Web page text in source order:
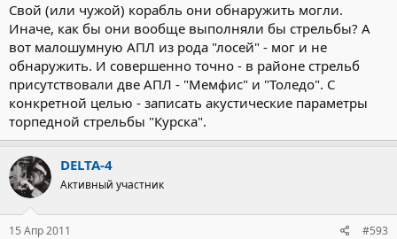
Свой (или чужой) корабль они обнаружить могли.
Иначе, как бы они вообще выполняли бы стрельбы? А
вот малошумную АПЛ из рода "лосей" - мог и не
обнаружить. И совершенно точно - в районе стрельб
присутствовали две АПЛ - "Мемфис" и "Толедо". С
конкретной целью - записать акустические параметры
торпедной стрельбы "Курска".
DELTA-4
Активный участник
15 Апр 2011 #593